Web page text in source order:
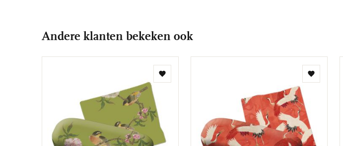
Andere klanten bekeken ook
Toevoegen
Toevoegen